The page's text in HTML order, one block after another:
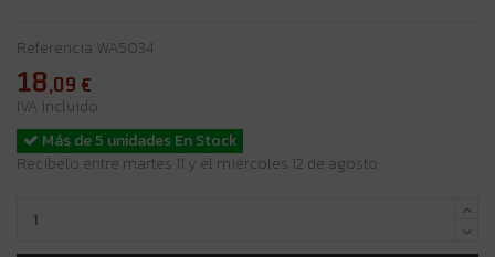
Referencia WA5034
18,09 €
IVA incluido
Más de 5 unidades En Stock
Recíbelo entre martes 11 y el miércoles 12 de agosto